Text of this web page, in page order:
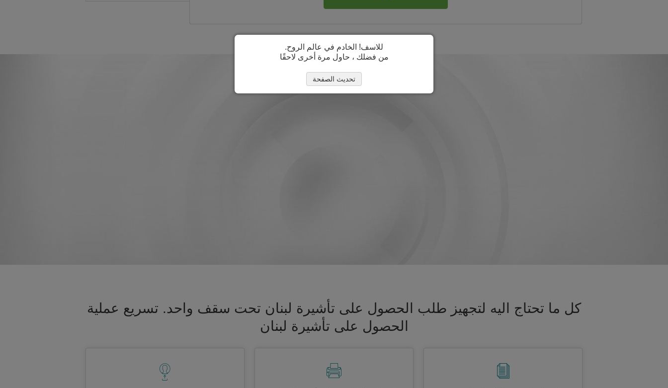
كل ما تحتاج اليه لتجهيز طلب الحصول على تأشيرة لبنان تحت سقف واحد. تسريع عملية
الحصول على تأشيرة لبنان
للاسف! الخادم في عالم الروح.
من فضلك ، حاول مرة أخرى لاحقًا
تحديث الصفحة